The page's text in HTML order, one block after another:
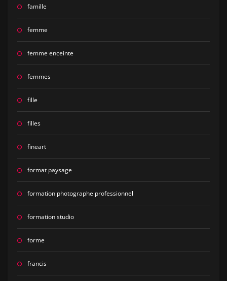
famille
femme
femme enceinte
femmes
fille
filles
fineart
format paysage
formation photographe professionnel
formation studio
forme
francis